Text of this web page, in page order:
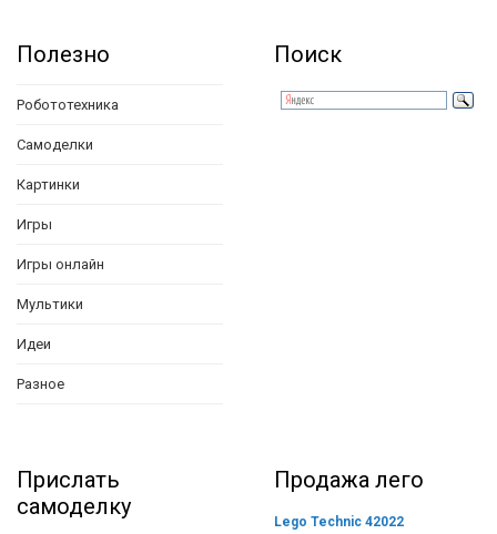
Полезно
Робототехника
Самоделки
Картинки
Игры
Игры онлайн
Мультики
Идеи
Разное
Поиск
Прислать
самоделку
Продажа лего
Lego Technic 42022